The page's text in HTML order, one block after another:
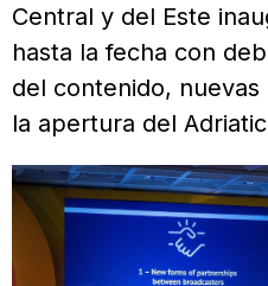
Central y del Este
hasta la fecha con
del contenido, nuevas
la apertura del